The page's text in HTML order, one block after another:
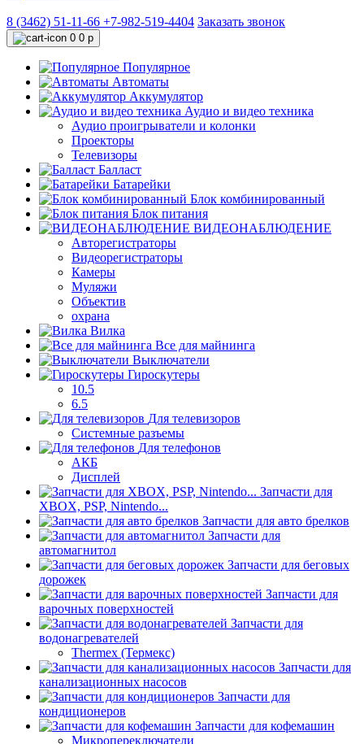
8 (3462) 51-11-66 +7-982-519-4404 Заказать звонок
0 0 р
Популярное
Автоматы
Аккумулятор
Аудио и видео техника
Аудио проигрыватели и колонки
Проекторы
Телевизоры
Балласт
Батарейки
Блок комбинированный
Блок питания
ВИДЕОНАБЛЮДЕНИЕ
Авторегистраторы
Видеорегистраторы
Камеры
Муляжи
Объектив
охрана
Вилка
Все для майнинга
Выключатели
Гироскутеры
10.5
6.5
Для телевизоров
Системные разъемы
Для телефонов
АКБ
Дисплей
Запчасти для
XBOX, PSP, Nintendo...
Запчасти для авто брелков
Запчасти для
автомагнитол
Запчасти для беговых
дорожек
Запчасти для
варочных поверхностей
Запчасти для
водонагревателей
Thermex (Термекс)
Запчасти для
канализационных насосов
Запчасти для
кондиционеров
Запчасти для кофемашин
Микропереключатели